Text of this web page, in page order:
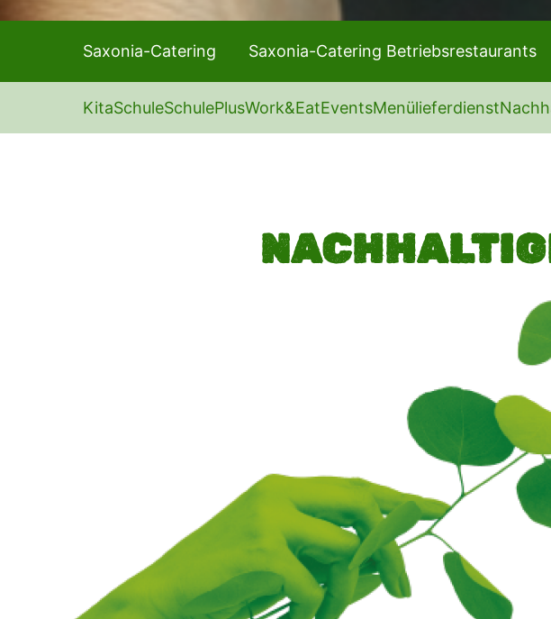
Saxonia-Catering Saxonia-Catering Betriebsrestaurants
KitaSchuleSchulePlusWork&EatEventsMenülieferdienst